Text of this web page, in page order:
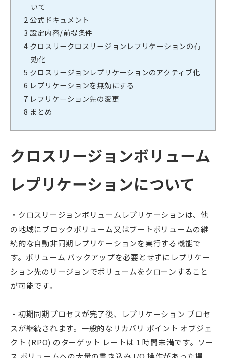
いて
2 公式ドキュメント
3 設定内容/前提条件
4 クロスリークロスリージョンレプリケーションの有
効化
5 クロスリージョンレプリケーションのアクティブ化
6 レプリケーションを無効にする
7 レプリケーション先の変更
8 まとめ
クロスリージョンボリューム
レプリケーションについて
・クロスリージョンボリュームレプリケーションは、他
の地域にブロックボリューム又はブートボリュームの継
続的な自動非同期レプリケーションを実行する機能で
す。ボリューム バックアップを必要とせずにレプリケー
ション先のリージョンでボリュームをクローンすること
が可能です。
・初期同期プロセスが完了後、レプリケーション プロセ
スが継続されます。一般的なリカバリ ポイント オブジェ
クト (RPO) のターゲット レートは 1 時間未満です。ソー